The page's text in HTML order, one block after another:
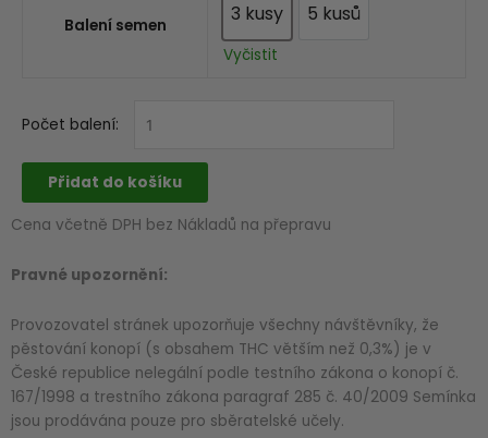
Balení semen 3 kusy
3 kusy 5 kusů
5 kusů
Vyčistit
Počet balení:
Seeds®
-
Sweet-
Dos
|
semínka
konopí
množství
Přidat do košíku
Cena včetně DPH bez Nákladů na přepravu
Pravné upozornění:
Provozovatel stránek upozorňuje všechny návštěvníky, že
pěstování konopí (s obsahem THC větším než 0,3%) je v
České republice nelegální podle testního zákona o konopí č.
167/1998 a trestního zákona paragraf 285 č. 40/2009 Semínka
jsou prodávána pouze pro sběratelské učely.